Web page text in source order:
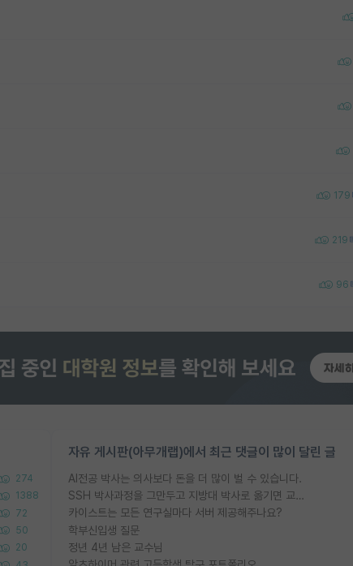
179
219
96
274
1388
72
50
20
자유 게시판(아무개랩)에서 최근 댓글이 많이 달린 글
AI전공 박사는 의사보다 돈을 더 많이 벌 수 있습니다.
SSH 박사과정을 그만두고 지방대 박사로 옮기면 교수의 꿈은 끝일까요?
카이스트는 모든 연구실마다 서버 제공해주나요?
학부신입생 질문
정년 4년 남은 교수님